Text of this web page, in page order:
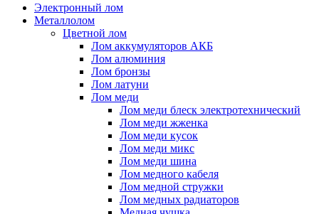
Электронный лом
Металлолом
Цветной лом
Лом аккумуляторов АКБ
Лом алюминия
Лом бронзы
Лом латуни
Лом меди
Лом меди блеск электротехнический
Лом меди жженка
Лом меди кусок
Лом меди микс
Лом меди шина
Лом медного кабеля
Лом медной стружки
Лом медных радиаторов